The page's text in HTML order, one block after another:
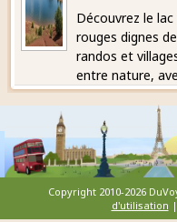
Découvrez le lac
rouges dignes
randos et
entre nature,
Copyright 2010-2026
d'utilisation |